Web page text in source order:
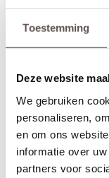
Toestemming
Deze website
We gebruiken
personaliseren,
en om ons
informatie over
partners voor